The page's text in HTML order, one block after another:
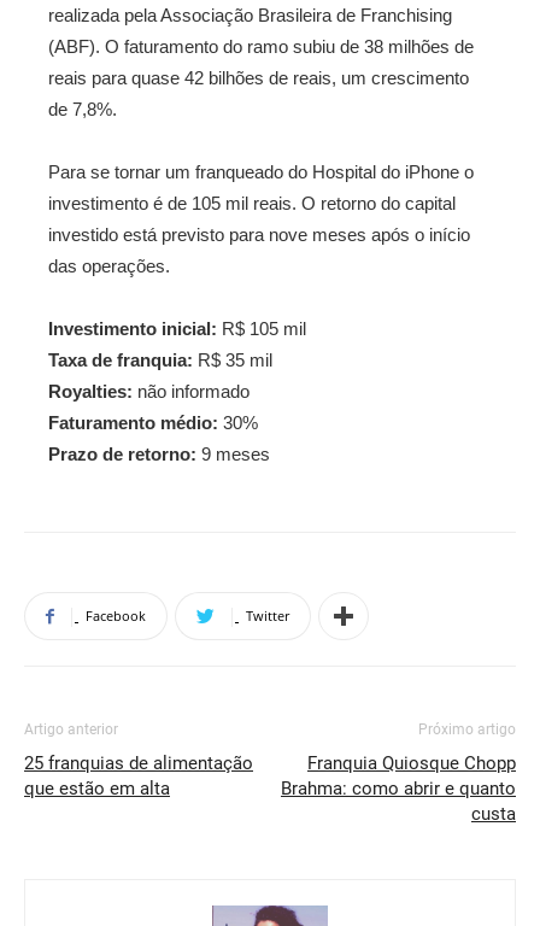
realizada pela Associação Brasileira de Franchising
(ABF). O faturamento do ramo subiu de 38 milhões de
reais para quase 42 bilhões de reais, um crescimento
de 7,8%.
Para se tornar um franqueado do Hospital do iPhone o
investimento é de 105 mil reais. O retorno do capital
investido está previsto para nove meses após o início
das operações.
Investimento inicial: R$ 105 mil
Taxa de franquia: R$ 35 mil
Royalties: não informado
Faturamento médio: 30%
Prazo de retorno: 9 meses
Facebook Twitter
Artigo anterior
25 franquias de alimentação
que estão em alta
Próximo artigo
Franquia Quiosque Chopp
Brahma: como abrir e quanto
custa